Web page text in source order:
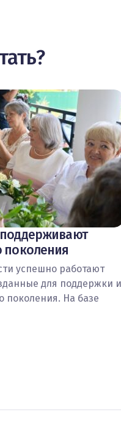
поколения
успешно работают
для поддержки и
поколения. На базе